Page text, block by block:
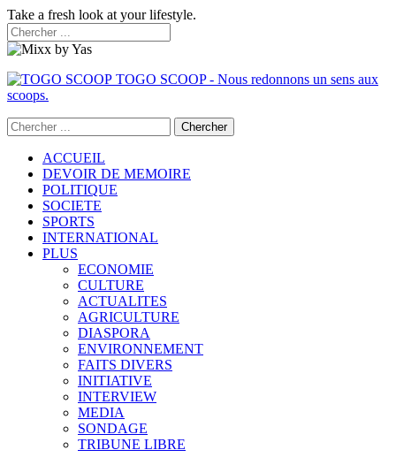
Take a fresh look at your lifestyle.
TOGO SCOOP - Nous redonnons un sens aux
scoops.
ACCUEIL
DEVOIR DE MEMOIRE
POLITIQUE
SOCIETE
SPORTS
INTERNATIONAL
PLUS
ECONOMIE
CULTURE
ACTUALITES
AGRICULTURE
DIASPORA
ENVIRONNEMENT
FAITS DIVERS
INITIATIVE
INTERVIEW
MEDIA
SONDAGE
TRIBUNE LIBRE